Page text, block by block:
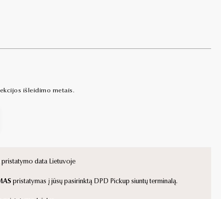
išleidimo metais.
data Lietuvoje
pristatymas į jūsų pasirinktą DPD Pickup siuntų terminalą.